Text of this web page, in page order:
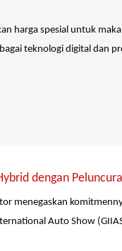
harga spesial untuk
teknologi digital dan
dengan
menegaskan
Auto Show